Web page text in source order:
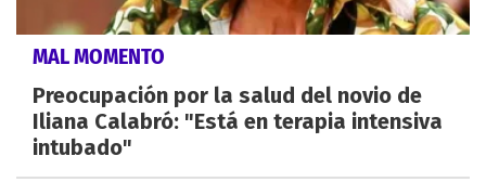
MAL MOMENTO
Preocupación por la salud del novio de
Iliana Calabró: "Está en terapia intensiva
intubado"